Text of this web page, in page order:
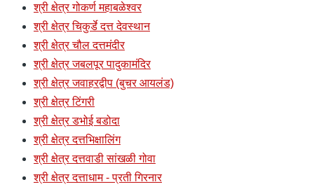
श्री क्षेत्र गोकर्ण महाबळेश्वर
श्री क्षेत्र चिकुर्डे दत्त देवस्थान
श्री क्षेत्र चौल दत्तमंदीर
श्री क्षेत्र जबलपूर पादुकामंदिर
श्री क्षेत्र जवाहरद्वीप (बुचर आयलंड)
श्री क्षेत्र टिंगरी
श्री क्षेत्र डभोई बडोदा
श्री क्षेत्र दत्तभिक्षालिंग
श्री क्षेत्र दत्तवाडी सांखळी गोवा
श्री क्षेत्र दत्ताधाम - प्रती गिरनार